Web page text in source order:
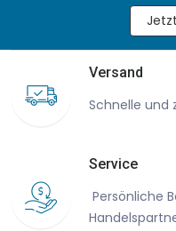
Versand
Schnelle und
Service
Persönliche